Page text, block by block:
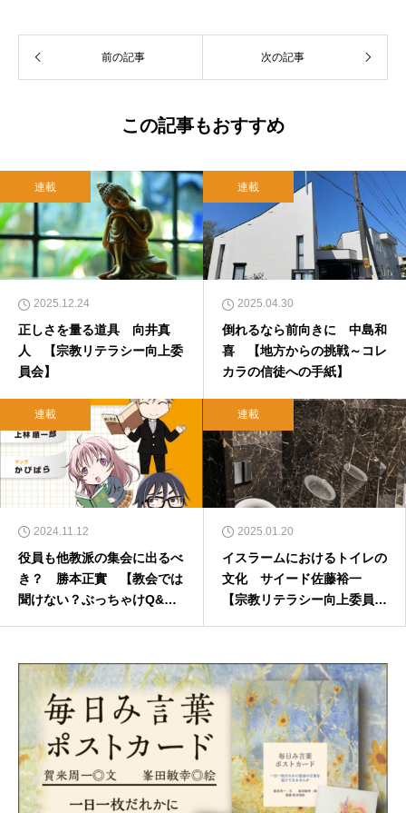
前の記事 次の記事
この記事もおすすめ
連載
2025.12.24
正しさを量る道具 向井真
人 【宗教リテラシー向上委
員会】
連載
2025.04.30
倒れるなら前向きに 中島和
喜 【地方からの挑戦～コレ
カラの信徒への手紙】
連載
2024.11.12
役員も他教派の集会に出るべ
き？ 勝本正實 【教会では
聞けない？ぶっちゃけQ&
連載
2025.01.20
イスラームにおけるトイレの
文化 サイード佐藤裕一
【宗教リテラシー向上委員